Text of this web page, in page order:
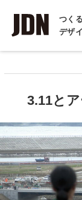
つく
デザ
インタビュ
コラム
3.11と